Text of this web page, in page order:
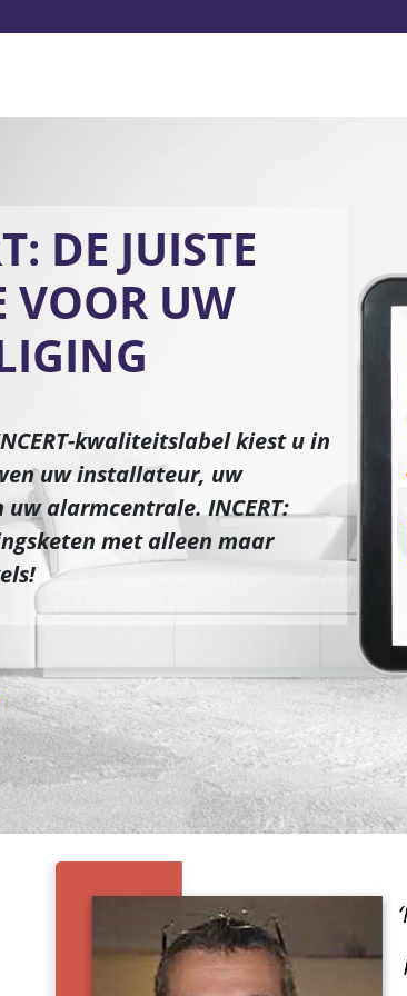
DE JUISTE
VOOR UW
kwaliteitslabel kiest u in
uw installateur, uw
alarmcentrale. INCERT:
met alleen maar